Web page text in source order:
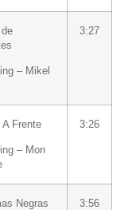
de
– Mikel
3:27
A Frente
– Mon
3:26
Negras 3:56